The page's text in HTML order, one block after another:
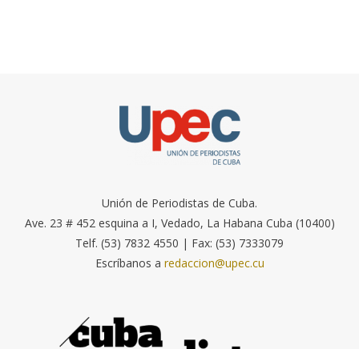
Unión de Periodistas de Cuba.
Ave. 23 # 452 esquina a I, Vedado, La Habana Cuba (10400)
Telf. (53) 7832 4550 | Fax: (53) 7333079
Escríbanos a redaccion@upec.cu